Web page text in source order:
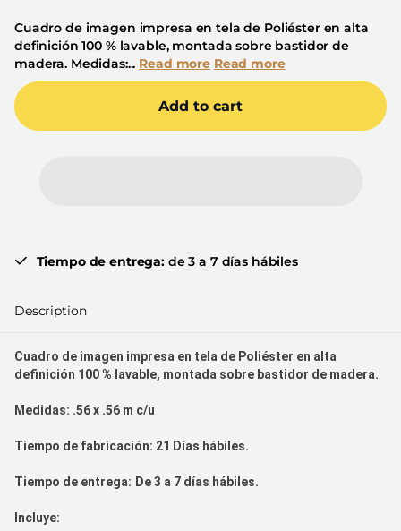
Cuadro de imagen impresa en tela de Poliéster en alta
definición 100 % lavable, montada sobre bastidor de
madera. Medidas:... Read more Read more
Add to cart
Tiempo de entrega: de 3 a 7 días hábiles
Description
Cuadro de imagen impresa en tela de Poliéster en alta
definición 100 % lavable, montada sobre bastidor de madera.
Medidas: .56 x .56 m c/u
Tiempo de fabricación: 21 Días hábiles.
Tiempo de entrega: De 3 a 7 días hábiles.
Incluye: